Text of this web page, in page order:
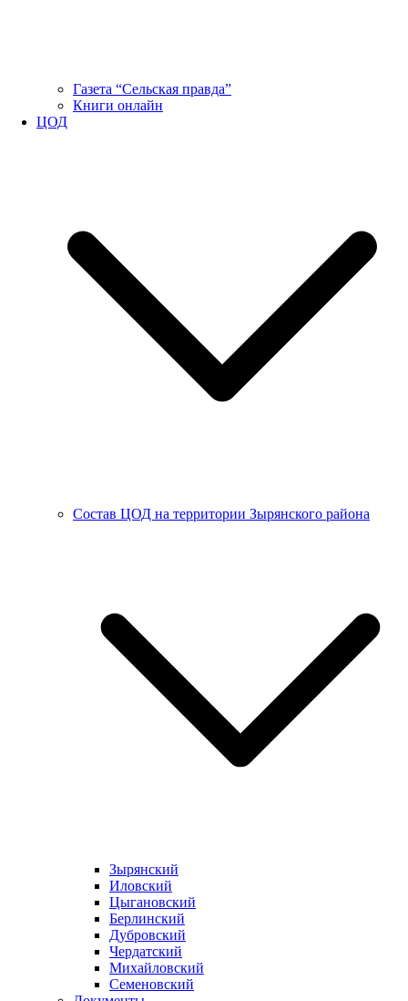
Газета “Сельская правда”
Книги онлайн
ЦОД
Состав ЦОД на территории Зырянского района
Зырянский
Иловский
Цыгановский
Берлинский
Дубровский
Чердатский
Михайловский
Семеновский